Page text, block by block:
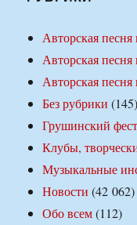
Авторская песня
Авторская
Авторская песня
Без рубрики (145)
Грушинский
Клубы,
Музыкальные
Новости (42 062)
Обо всем(112)